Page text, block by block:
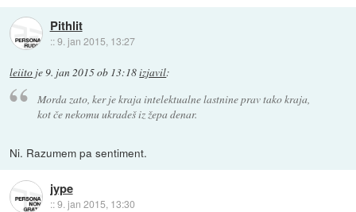
Pithlit
::9. jan 2015, 13:27
leiito je9. jan 2015 ob 13:18izjavil:
Morda zato, ker je kraja intelektualne lastnine prav tako kraja,
kot če nekomu ukradeš iz žepa denar.
Ni. Razumem pa sentiment.
jype
::9. jan 2015, 13:30